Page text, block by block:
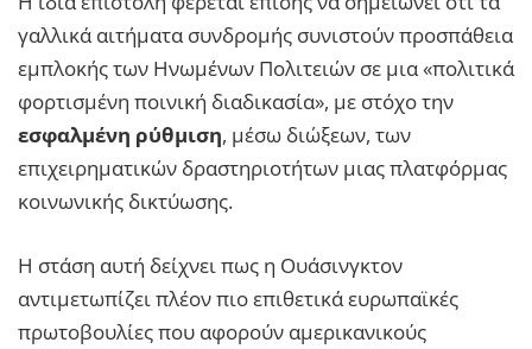
γαλλικά αιτήματα συνδρομής συνιστούν προσπάθεια
εμπλοκής των Ηνωμένων Πολιτειών σε μια «πολιτικά
φορτισμένη ποινική διαδικασία», με στόχο την
εσφαλμένη ρύθμιση, μέσω διώξεων, των
επιχειρηματικών δραστηριοτήτων μιας πλατφόρμας
κοινωνικής δικτύωσης.
Η στάση αυτή δείχνει πως η Ουάσινγκτον
αντιμετωπίζει πλέον πιο επιθετικά ευρωπαϊκές
πρωτοβουλίες που αφορούν αμερικανικούς